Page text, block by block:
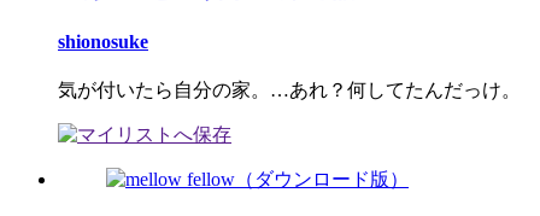
shionosuke
気が付いたら自分の家。…あれ？何してたんだっけ。